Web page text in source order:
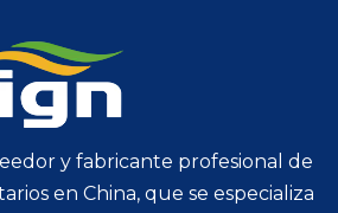
y fabricante profesional de
en China, que se especializa